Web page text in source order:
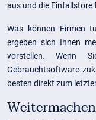
aus und die Einfallstore
Was können Firmen
ergeben sich Ihnen
vorstellen. Wenn
Gebrauchtsoftware
besten direkt zum